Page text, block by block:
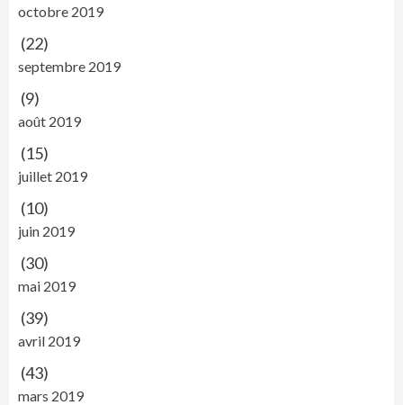
octobre 2019
(22)
septembre 2019
(9)
août 2019
(15)
juillet 2019
(10)
juin 2019
(30)
mai 2019
(39)
avril 2019
(43)
mars 2019